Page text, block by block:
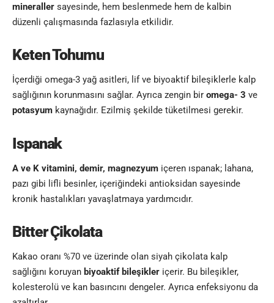
mineraller sayesinde, hem beslenmede hem de kalbin
düzenli çalışmasında fazlasıyla etkilidir.
Keten Tohumu
İçerdiği omega-3 yağ asitleri, lif ve biyoaktif bileşiklerle kalp
sağlığının korunmasını sağlar. Ayrıca zengin bir omega- 3 ve
potasyum kaynağıdır. Ezilmiş şekilde tüketilmesi gerekir.
Ispanak
A ve K vitamini, demir, magnezyum içeren ıspanak; lahana,
pazı gibi lifli besinler, içeriğindeki antioksidan sayesinde
kronik hastalıkları yavaşlatmaya yardımcıdır.
Bitter Çikolata
Kakao oranı %70 ve üzerinde olan siyah çikolata kalp
sağlığını koruyan biyoaktif bileşikler içerir. Bu bileşikler,
kolesterolü ve kan basıncını dengeler. Ayrıca enfeksiyonu da